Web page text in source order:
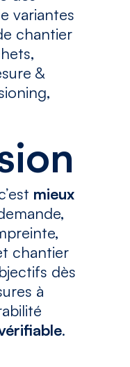
variantes
chantier
&
mieux
chantier
dès
à
.